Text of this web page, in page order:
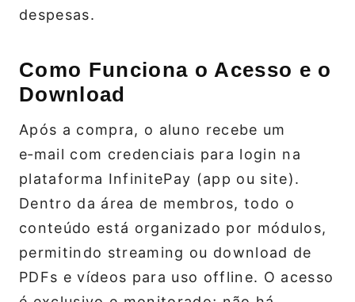
despesas.
Como Funciona o Acesso e o
Download
Após a compra, o aluno recebe um
e‑mail com credenciais para login na
plataforma InfinitePay (app ou site).
Dentro da área de membros, todo o
conteúdo está organizado por módulos,
permitindo streaming ou download de
PDFs e vídeos para uso offline. O acesso